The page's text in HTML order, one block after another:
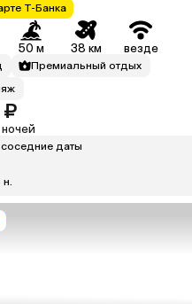
Т-Банка
50 м 38 км везде
Премиальный отдых
₽
даты
н.